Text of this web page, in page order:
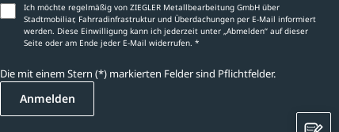
Ich möchte regelmäßig von ZIEGLER Metallbearbeitung GmbH über
Stadtmobiliar, Fahrradinfrastruktur und Überdachungen per E-Mail informiert
werden. Diese Einwilligung kann ich jederzeit unter „Abmelden‘‘ auf dieser
Seite oder am Ende jeder E-Mail widerrufen. *
Die mit einem Stern (*) markierten Felder sind Pflichtfelder.
Anmelden